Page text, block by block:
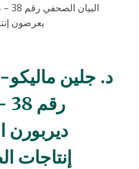
يعرضون
د. جلين
ديربورن
إنتاجات